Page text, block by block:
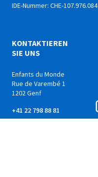
KONTAKTIEREN
SIE UNS
Enfants du Monde
Rue de Varembé 1
1202 Genf
+41 22 798 88 81
IDE-Nummer: CHE-107.976.084